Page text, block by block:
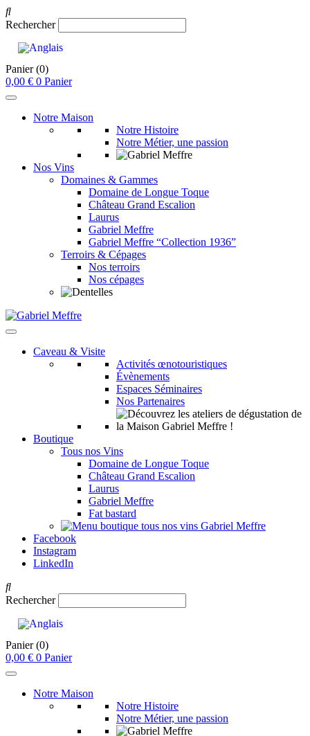
Rechercher
Panier (0)
0,00 € 0 Panier
Notre Maison
Notre Histoire
Notre Métier, une passion
Nos Vins
Domaines & Gammes
Domaine de Longue Toque
Château Grand Escalion
Laurus
Gabriel Meffre
Gabriel Meffre “Collection 1936”
Terroirs & Cépages
Nos terroirs
Nos cépages
Caveau & Visite
Activités œnotouristiques
Évènements
Espaces Séminaires
Nos Partenaires
Boutique
Tous nos Vins
Domaine de Longue Toque
Château Grand Escalion
Laurus
Gabriel Meffre
Fat bastard
Facebook
Instagram
LinkedIn
Rechercher
Panier (0)
0,00 € 0 Panier
Notre Maison
Notre Histoire
Notre Métier, une passion